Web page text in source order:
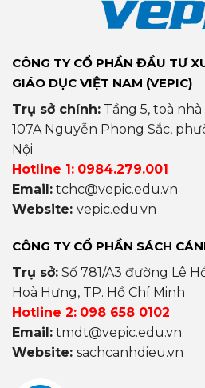
CÔNG TY CỔ PHẦN ĐẦU TƯ
GIÁO DỤC VIỆT NAM (VEPIC)
Trụ sở chính: Tầng 5, toà
107A Nguyễn Phong Sắc,
Nội
Hotline 1: 0984.279.001
Email: tchc@vepic.edu.vn
Website: vepic.edu.vn
CÔNG TY CỔ PHẦN SÁCH
Trụ sở: Số 781/A3 đường Lê
Hoà Hưng, TP. Hồ Chí Minh
Hotline 2: 098 658 0102
Email: tmdt@vepic.edu.vn
Website: sachcanhdieu.vn